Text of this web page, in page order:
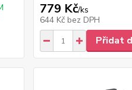
779 Kč/ks
644 Kč bez DPH
Přidat